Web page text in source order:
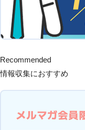
Recommended
情報収集におすすめ